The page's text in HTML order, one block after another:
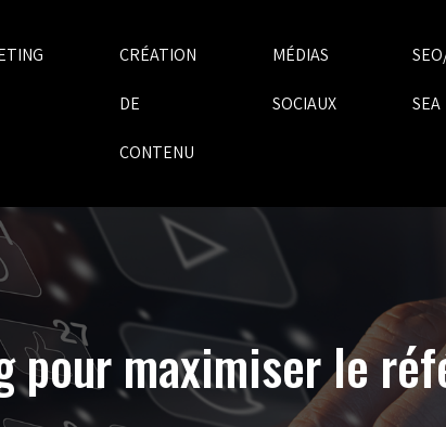
CRÉATION
DE
CONTENU
MÉDIAS
SOCIAUX SEA
maximiser le